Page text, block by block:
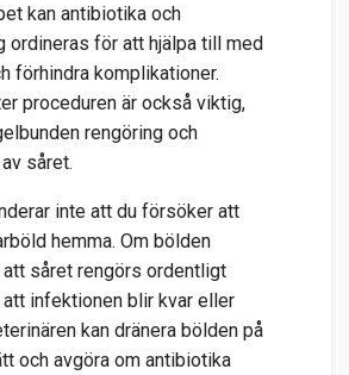
kan antibiotika och
ordineras för att hjälpa till med
förhindra komplikationer.
proceduren är också viktig,
rengöring och
såret.
inte att du försöker att
hemma. Om bölden
att såret rengörs ordentligt
infektionen blir kvar eller
kan dränera bölden på
och avgöra om antibiotika